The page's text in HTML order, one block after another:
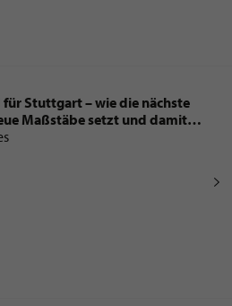
für Stuttgart – wie die nächste
Maßstäbe setzt und damit
verändert